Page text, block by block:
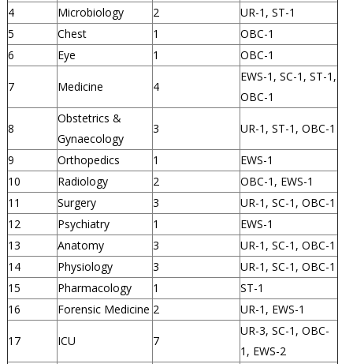
4
Microbiology 2
UR-1, ST-1
5
Chest 1
OBC-1
6
Eye 1 OBC-1
7 Medicine 4
EWS-1, SC-1, ST-1,
OBC-1
8
Obstetrics &
Gynaecology
3 UR-1, ST-1, OBC-1
9 Orthopedics 1
EWS-1
10
Radiology 2
OBC-1, EWS-1
11
Surgery 3
UR-1, SC-1, OBC-1
12
Psychiatry 1
EWS-1
13
Anatomy 3
UR-1, SC-1, OBC-1
14
Physiology 3
UR-1, SC-1, OBC-1
15
Pharmacology 1
ST-1
16
Forensic Medicine 2 UR-1, EWS-1
17 ICU 7
UR-3, SC-1, OBC-
1, EWS-2